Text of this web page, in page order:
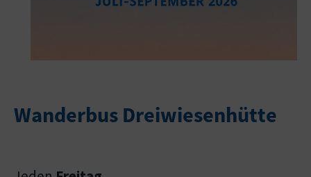
Wanderbus Dreiwiesenhütte